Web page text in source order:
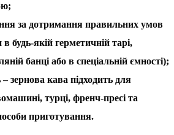
за дотримання правильних умов
будь-якій герметичній тарі,
банці або в спеціальній ємності);
– зернова кава підходить для
турці, френч-пресі та
приготування.